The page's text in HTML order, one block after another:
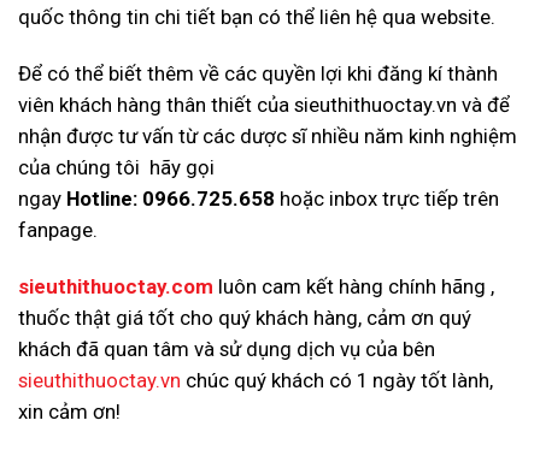
quốc thông tin chi tiết bạn có thể liên hệ qua website.
Để có thể biết thêm về các quyền lợi khi đăng kí thành
viên khách hàng thân thiết của sieuthithuoctay.vn và để
nhận được tư vấn từ các dược sĩ nhiều năm kinh nghiệm
của chúng tôi hãy gọi
ngay Hotline: 0966.725.658 hoặc inbox trực tiếp trên
fanpage.
sieuthithuoctay.com luôn cam kết hàng chính hãng ,
thuốc thật giá tốt cho quý khách hàng, cảm ơn quý
khách đã quan tâm và sử dụng dịch vụ của bên
sieuthithuoctay.vn chúc quý khách có 1 ngày tốt lành,
xin cảm ơn!